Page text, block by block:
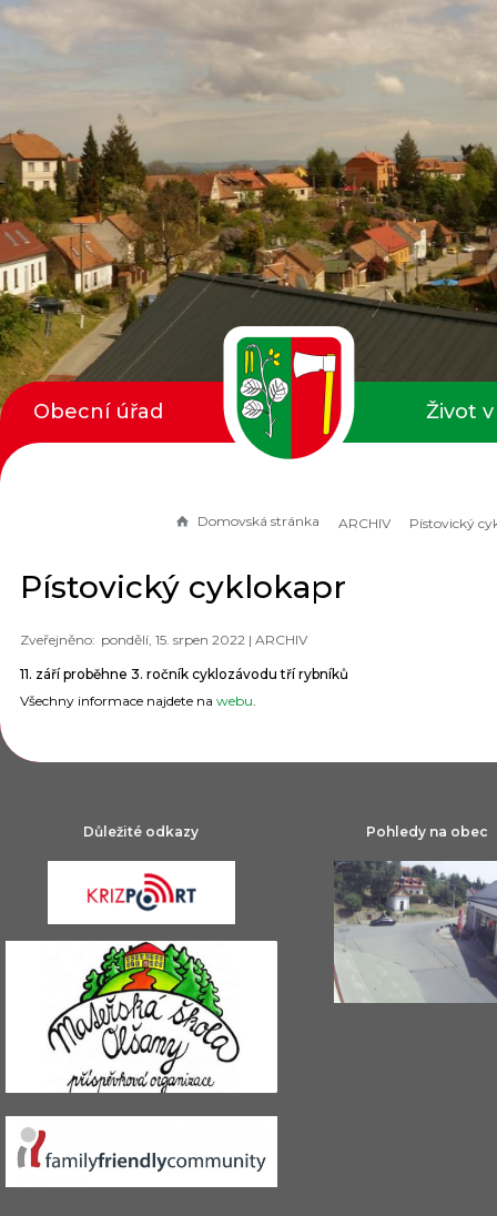
Domovská stránka ARCHIV Pístovický
Pístovický cyklokapr
pondělí, 15. srpen 2022 | ARCHIV
11. září proběhne 3. ročník cyklozávodu tří rybníků
Všechny informace najdete na webu.
Obecní úřad Život
Důležité odkazy Pohledy na obec